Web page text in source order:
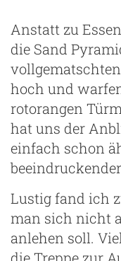
Anstatt zu
die Sand
hoch und
rotorangen
hat uns der
einfach schon
Lustig fand ich
man sich nicht
anlehen soll.
die Treppe zur